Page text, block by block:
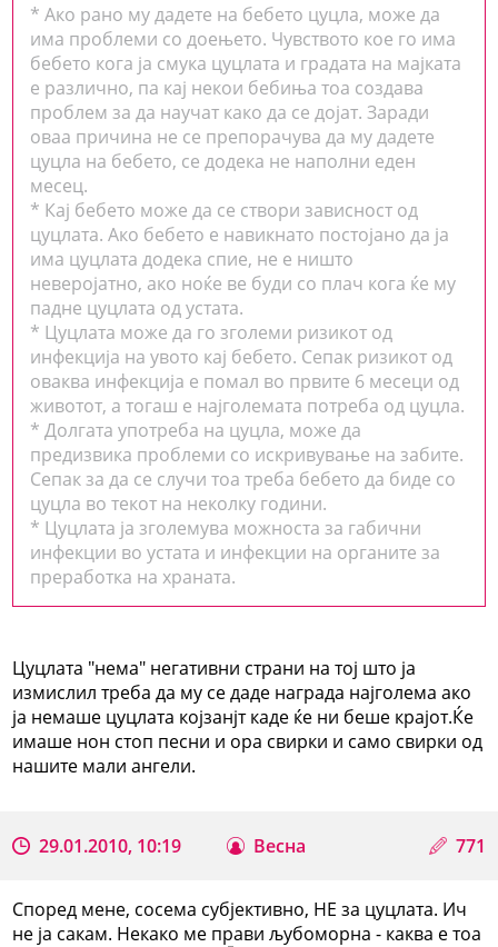
* Ако рано му дадете на бебето цуцла, може да
има проблеми со доењето. Чувството кое го има
бебето кога ја смука цуцлата и градата на мајката
е различно, па кај некои бебиња тоа создава
проблем за да научат како да се дојат. Заради
оваа причина не се препорачува да му дадете
цуцла на бебето, се додека не наполни еден
месец.
* Кај бебето може да се створи зависност од
цуцлата. Ако бебето е навикнато постојано да ја
има цуцлата додека спие, не е ништо
неверојатно, ако ноќе ве буди со плач кога ќе му
падне цуцлата од устата.
* Цуцлата може да го зголеми ризикот од
инфекција на увото кај бебето. Сепак ризикот од
оваква инфекција е помал во првите 6 месеци од
животот, а тогаш е најголемата потреба од цуцла.
* Долгата употреба на цуцла, може да
предизвика проблеми со искривување на забите.
Сепак за да се случи тоа треба бебето да биде со
цуцла во текот на неколку години.
* Цуцлата ја зголемува можноста за габични
инфекции во устата и инфекции на органите за
преработка на храната.
Цуцлата "нема" негативни страни на тој што ја
измислил треба да му се даде награда најголема ако
ја немаше цуцлата којзанјт каде ќе ни беше крајот.Ќе
имаше нон стоп песни и ора свирки и само свирки од
нашите мали ангели.
29.01.2010, 10:19 Весна 771
Според мене, сосема субјективно, НЕ за цуцлата. Ич
не ја сакам. Некако ме прави љубоморна - каква е тоа